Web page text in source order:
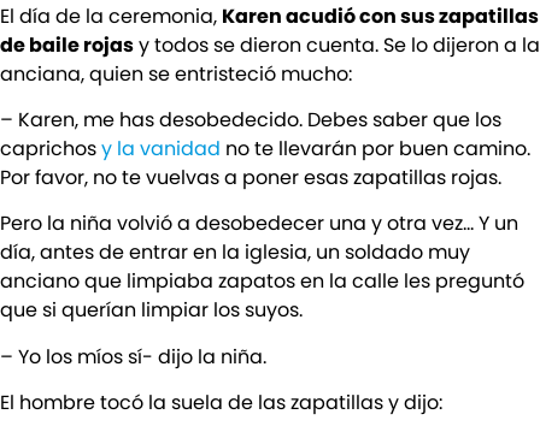
El día de la ceremonia, Karen acudió con sus zapatillas
de baile rojasy todos se dieron cuenta. Se lo dijeron a la
anciana, quien se entristeció mucho:
– Karen, me has desobedecido. Debes saber que los
caprichosy la vanidad no te llevarán por buen camino.
Por favor, no te vuelvas a poner esas zapatillas rojas.
Pero la niña volvió a desobedecer una y otra vez… Y un
día, antes de entrar en la iglesia, un soldado muy
anciano que limpiaba zapatos en la calle les preguntó
que si querían limpiar los suyos.
– Yo los míos sí- dijo la niña.
El hombre tocó la suela de las zapatillas y dijo: